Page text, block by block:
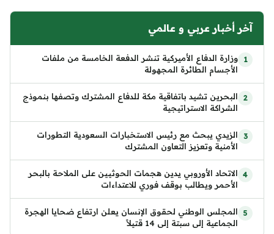
آخر أخبار عربي و عالمي
وزارة الدفاع الأميركية تنشر الدفعة الخامسة من ملفات
الأجسام الطائرة المجهولة
البحرين تشيد باتفاقية مكة للدفاع المشترك وتصفها بنموذج
الشراكة الاستراتيجية
الزيدي يبحث مع رئيس الاستخبارات السعودية التطورات
الأمنية وتعزيز التعاون المشترك
الاتحاد الأوروبي يدين هجمات الحوثيين على الملاحة بالبحر
الأحمر ويطالب بوقف فوري للاعتداءات
المجلس الوطني لحقوق الإنسان يعلن ارتفاع ضحايا الهجرة
الجماعية إلى سبتة إلى 14 قتيلاً